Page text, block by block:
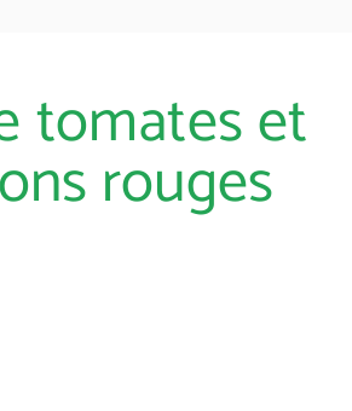
tomates et
rouges